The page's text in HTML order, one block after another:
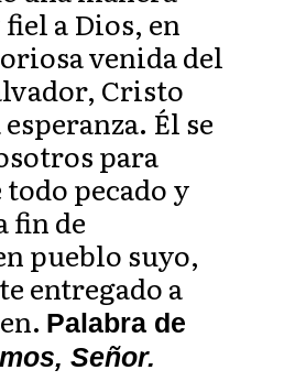
a Dios, en
venida del
Cristo
Él se
para
pecado y
fin de
pueblo suyo,
entregado a
Palabra de
Señor.